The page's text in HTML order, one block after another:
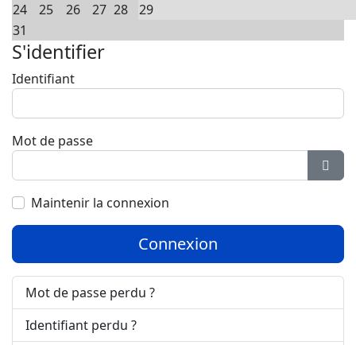
24
25 26 27 28
29
31
S'identifier
Identifiant
Mot de passe
Maintenir la connexion
Connexion
Mot de passe perdu ?
Identifiant perdu ?